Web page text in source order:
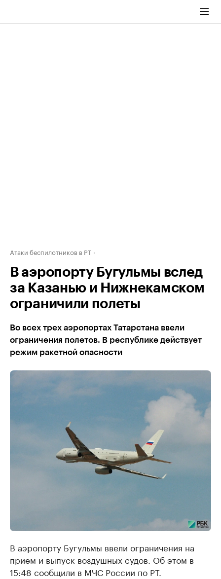
Атаки беспилотников в РТ
В аэропорту Бугульмы вслед
за Казанью и Нижнекамском
ограничили полеты
Во всех трех аэропортах Татарстана ввели
ограничения полетов. В республике действует
режим ракетной опасности
В аэропорту Бугульмы ввели ограничения на
прием и выпуск воздушных судов. Об этом в
15:48 сообщили в МЧС России по РТ.